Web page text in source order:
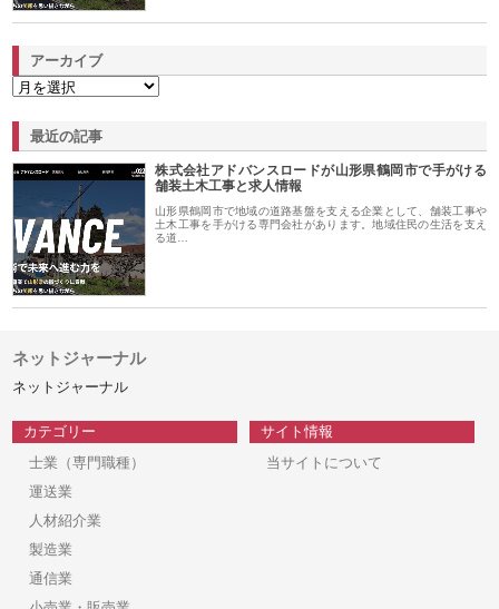
アーカイブ
最近の記事
株式会社アドバンスロードが山形県鶴岡市で手がける
舗装土木工事と求人情報
山形県鶴岡市で地域の道路基盤を支える企業として、舗装工事や
土木工事を手がける専門会社があります。地域住民の生活を支え
る道…
ネットジャーナル
ネットジャーナル
カテゴリー
士業（専門職種）
運送業
人材紹介業
製造業
通信業
サイト情報
当サイトについて